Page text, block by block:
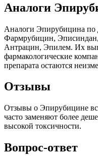
Аналоги
Аналоги Эпирубицина по
Фармрубицин,
Антрацин, Эпилем. Их
фармакологические
препарата остаются
Отзывы
Отзывы о Эпирубицине
часто заменяют более
высокой токсичности.
Вопрос-ответ